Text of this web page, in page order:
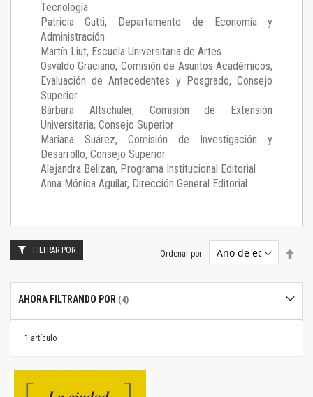
Tecnología
Patricia Gutti, Departamento de Economía y
Administración
Martín Liut, Escuela Universitaria de Artes
Osvaldo Graciano, Comisión de Asuntos Académicos,
Evaluación de Antecedentes y Posgrado, Consejo
Superior
Bárbara Altschuler, Comisión de Extensión
Universitaria, Consejo Superior
Mariana Suárez, Comisión de Investigación y
Desarrollo, Consejo Superior
Alejandra Belizan, Programa Institucional Editorial
Anna Mónica Aguilar, Dirección General Editorial
1 artículo
Ordenar por
FILTRAR POR
AHORA FILTRANDO POR